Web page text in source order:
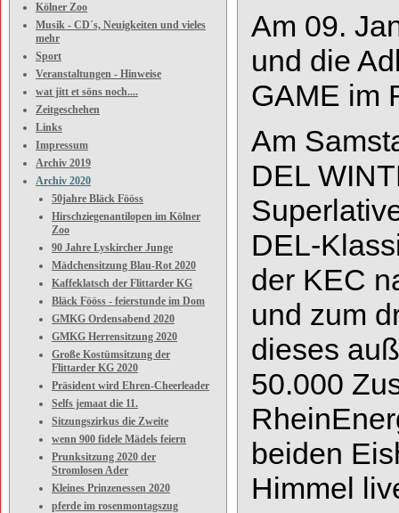
Kölner Zoo
Musik - CD´s, Neuigkeiten und vieles
mehr
Sport
Veranstaltungen - Hinweise
wat jitt et söns noch....
Zeitgeschehen
Links
Impressum
Archiv 2019
Archiv 2020
50jahre Bläck Fööss
Hirschziegenantilopen im Kölner
Zoo
90 Jahre Lyskircher Junge
Mädchensitzung Blau-Rot 2020
Kaffeklatsch der Flittarder KG
Bläck Fööss - feierstunde im Dom
GMKG Ordensabend 2020
GMKG Herrensitzung 2020
Große Kostümsitzung der
Flittarder KG 2020
Präsident wird Ehren-Cheerleader
Selfs jemaat die 11.
Sitzungszirkus die Zweite
wenn 900 fidele Mädels feiern
Prunksitzung 2020 der
Stromlosen Ader
Kleines Prinzenessen 2020
pferde im rosenmontagszug
Am 09.
und die
GAME im
Am
DEL
DEL-
der KEC
und zum
dieses
50.000
beiden
Himmel